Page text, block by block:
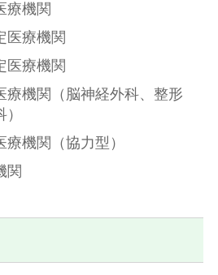
療機関
医療機関
医療機関
療機関（脳神経外科、整形
機関（協力型）
関